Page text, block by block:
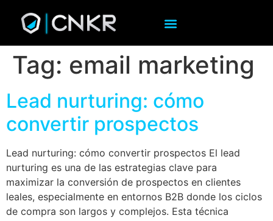
Tag: email marketing
Lead nurturing: cómo
convertir prospectos
Lead nurturing: cómo convertir prospectos El lead
nurturing es una de las estrategias clave para
maximizar la conversión de prospectos en clientes
leales, especialmente en entornos B2B donde los ciclos
de compra son largos y complejos. Esta técnica